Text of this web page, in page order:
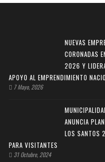
NUEVAS
CORONADAS
2026 Y
APOYO AL EMPRENDIMIENTO
7 Mayo, 2026
ANUNCIA
LOS SANTOS
PARA VISITANTES
31 Octubre, 2024